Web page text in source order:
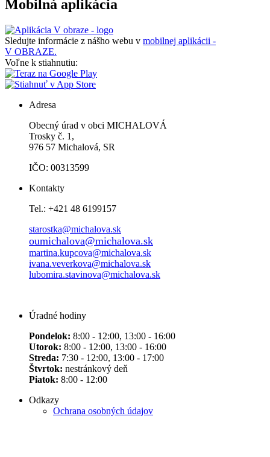
Mobilná aplikácia
Sledujte informácie z nášho webu v mobilnej aplikácii -
V OBRAZE.
Voľne k stiahnutiu:
Adresa
Obecný úrad v obci MICHALOVÁ
Trosky č. 1,
976 57 Michalová, SR
IČO: 00313599
Kontakty
Tel.: +421 48 6199157
starostka@michalova.sk
oumichalova@michalova.sk
martina.kupcova@michalova.sk
ivana.veverkova@michalova.sk
lubomira.stavinova@michalova.sk
Úradné hodiny
Pondelok: 8:00 - 12:00, 13:00 - 16:00
Utorok: 8:00 - 12:00, 13:00 - 16:00
Streda: 7:30 - 12:00, 13:00 - 17:00
Štvrtok: nestránkový deň
Piatok: 8:00 - 12:00
Odkazy
Ochrana osobných údajov